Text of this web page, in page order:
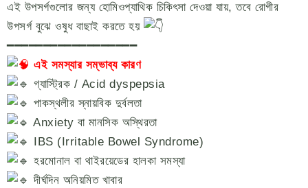
এই উপসর্গগুলোর জন্য হোমিওপ্যাথিক চিকিৎসা দেওয়া যায়, তবে রোগীর
উপসর্গ বুঝে ওষুধ বাছাই করতে হয়
━━━━━━━━━━━━━━━━━━
এই সমস্যার সম্ভাব্য কারণ
গ্যাস্ট্রিক / Acid dyspepsia
পাকস্থলীর স্নায়বিক দুর্বলতা
Anxiety বা মানসিক অস্থিরতা
IBS (Irritable Bowel Syndrome)
হরমোনাল বা থাইরয়েডের হালকা সমস্যা
দীর্ঘদিন অনিয়মিত খাবার